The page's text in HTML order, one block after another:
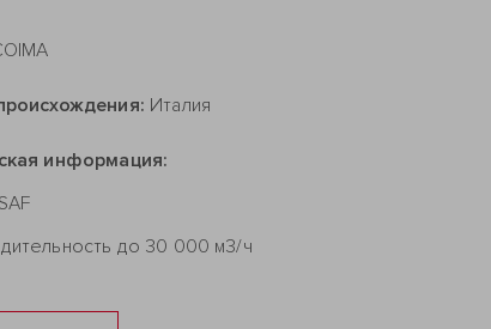
Италия
информация:
до 30 000 м3/ч